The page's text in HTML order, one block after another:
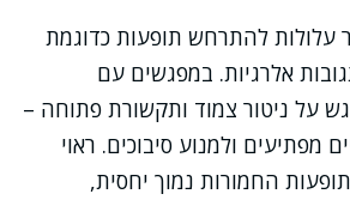
עלולות להתרחש תופעות כדוגמת
אלרגיות. במפגשים עם
על ניטור צמוד ותקשורת פתוחה –
מפתיעים ולמנוע סיבוכים. ראוי
החמורות נמוך יחסית,